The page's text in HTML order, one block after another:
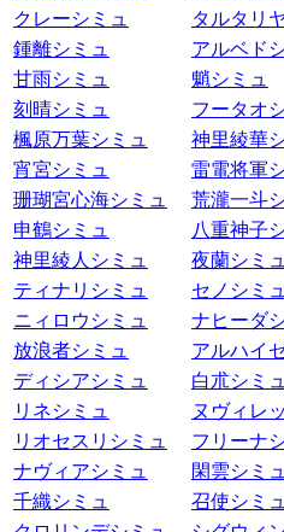
クレーシミュ
タルタリ
鍾離シミュ
アルベド
甘雨シミュ
魈シミュ
刻晴シミュ
フータオ
楓原万葉シミュ
神里綾華
宵宮シミュ
雷電将軍
珊瑚宮心海シミュ
荒瀧一斗
申鶴シミュ
八重神子
神里綾人シミュ
夜蘭シミュ
ティナリシミュ
セノシミュ
ニィロウシミュ
ナヒーダ
放浪者シミュ
アルハイ
ディシアシミュ
白朮シミュ
リネシミュ
ヌヴィレ
リオセスリシミュ
フリーナ
ナヴィアシミュ
閑雲シミュ
千織シミュ
召使シミュ